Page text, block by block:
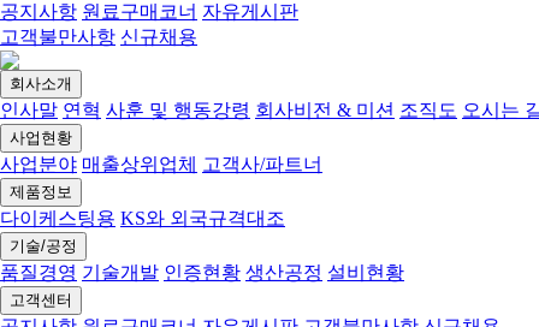
공지사항 원료구매코너 자유게시판
고객불만사항 신규채용
회사소개
인사말 연혁 사훈 및 행동강령 회사비전 & 미션 조직도 오시는
사업현황
사업분야 매출상위업체 고객사/파트너
제품정보
다이케스팅용 KS와 외국규격대조
기술/공정
품질경영 기술개발 인증현황 생산공정 설비현황
고객센터